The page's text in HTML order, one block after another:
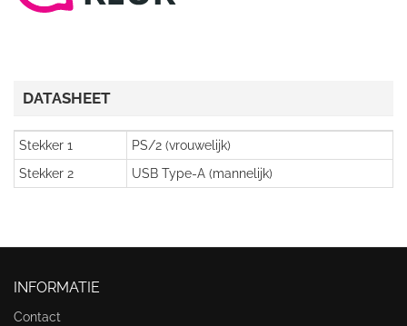
DATASHEET
Stekker 1
PS/2 (vrouwelijk)
Stekker 2
USB Type-A (mannelijk)
INFORMATIE
Contact